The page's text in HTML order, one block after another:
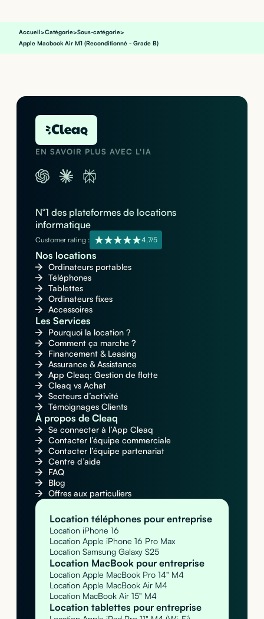
Accueil>Catégorie>Sous-catégorie>
Apple Macbook Air M1 (Reconditionné - Grade B)
EN SAVOIR PLUS AVEC L'IA
N°1 des plateformes de locations
informatique
Customer rating : 4,7/5
Nos locations
Ordinateurs portables
Téléphones
Tablettes
Ordinateurs fixes
Accessoires
Les Services
Pourquoi la location ?
Comment ça marche ?
Financement & Leasing
Assurance & Assistance
App Cleaq: Gestion de flotte
Cleaq vs Achat
Secteurs d’activité
Témoignages Clients
À propos de Cleaq
Se connecter à l’App Cleaq
Contacter l’équipe commerciale
Contacter l’équipe partenariat
Centre d’aide
FAQ
Blog
Offres aux particuliers
Location téléphones pour entreprise
Location iPhone 16
Location Apple iPhone 16 Pro Max
Location Samsung Galaxy S25
Location MacBook pour entreprise
Location Apple MacBook Pro 14" M4
Location Apple MacBook Air M4
Location MacBook Air 15" M4
Location tablettes pour entreprise